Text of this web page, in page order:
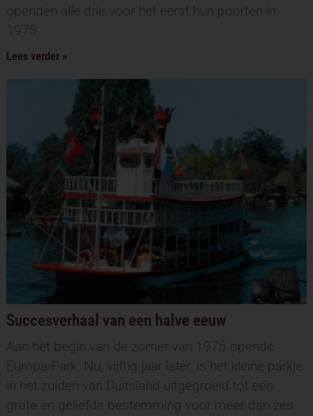
openden alle drie voor het eerst hun poorten in
1975.
Lees verder »
Succesverhaal van een halve eeuw
Aan het begin van de zomer van 1975 opende
Europa-Park. Nu, vijftig jaar later, is het kleine parkje
in het zuiden van Duitsland uitgegroeid tot een
grote en geliefde bestemming voor meer dan zes